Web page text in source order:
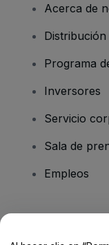
Acerca de
Distribución
Programa
Inversores
Servicio
Sala de
Empleos